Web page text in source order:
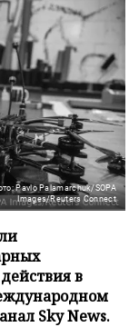
Pavlo Palamarchuk/SOPA
Images/Reuters Connect
в
Sky News.